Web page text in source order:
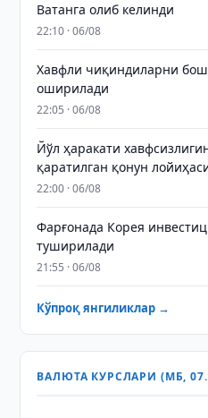
Ватанга олиб келинди
22:10 · 06/08
Хавфли чиқиндиларни
оширилади
22:05 · 06/08
Йўл ҳаракати
қаратилган қонун
22:00 · 06/08
Фарғонада Корея
туширилади
21:55 · 06/08
Кўпроқ янгиликлар →
ВАЛЮТА КУРСЛАРИ (МБ,